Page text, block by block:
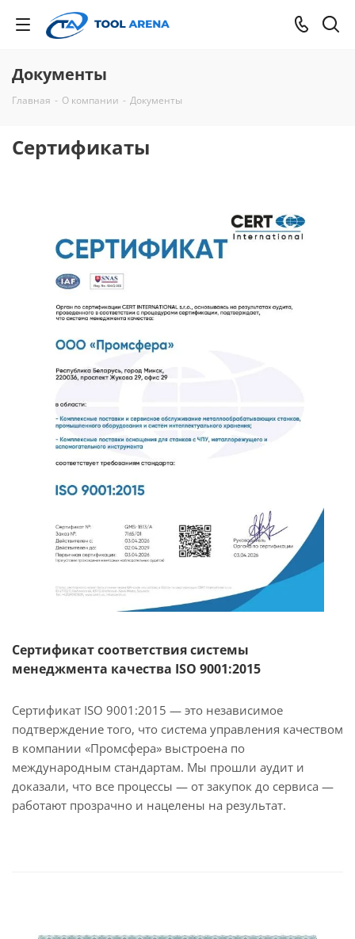
Документы
Главная - О компании - Документы
Сертификаты
Сертификат соответствия системы
менеджмента качества ISO 9001:2015
Сертификат ISO 9001:2015 — это независимое
подтверждение того, что система управления качеством
в компании «Промсфера» выстроена по
международным стандартам. Мы прошли аудит и
доказали, что все процессы — от закупок до сервиса —
работают прозрачно и нацелены на результат.